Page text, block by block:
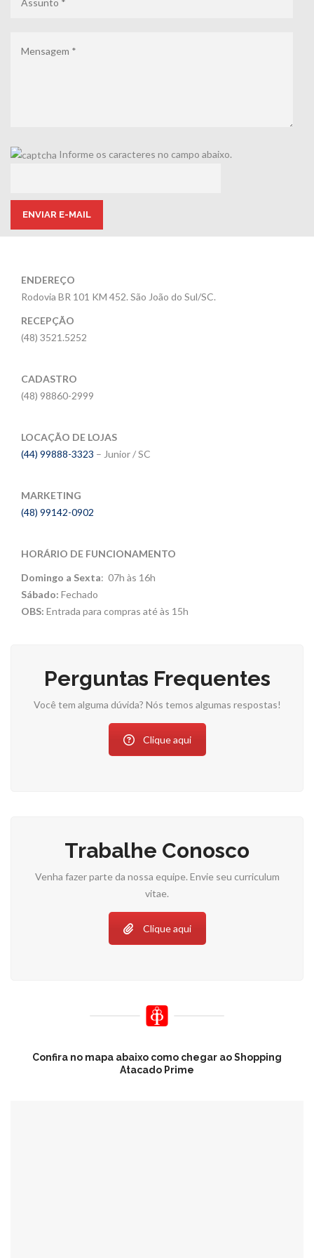
Informe os caracteres no campo abaixo.
ENDEREÇO
Rodovia BR 101 KM 452. São João do Sul/SC.
RECEPÇÃO
(48) 3521.5252
CADASTRO
(48) 98860-2999
LOCAÇÃO DE LOJAS
(44) 99888-3323 – Junior / SC
MARKETING
(48) 99142-0902
HORÁRIO DE FUNCIONAMENTO
Domingo a Sexta: 07h às 16h
Sábado: Fechado
OBS: Entrada para compras até às 15h
Perguntas Frequentes
Você tem alguma dúvida? Nós temos algumas respostas!
Clique aqui
Trabalhe Conosco
Venha fazer parte da nossa equipe. Envie seu curriculum
vitae.
Clique aqui
Confira no mapa abaixo como chegar ao Shopping
Atacado Prime